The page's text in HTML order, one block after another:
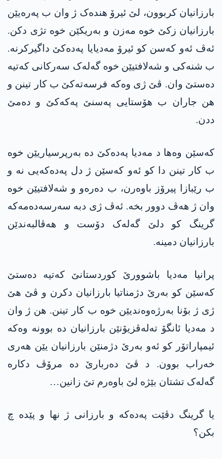
بارزانیان کربوون، لێ ئیرۆ ھندەک ژ وان ب پەرەیێن
بارزانیان زکێ خوە مەزن و بەریکێن خوە تژی دکن.
ئەڤ ئەو کەسن کو ئیرۆ مەدیایا پەدەکێ داگیرکرنە.
ب شنەکی و شەلافتیێن خوە گەلەک سەرکانی کەتیە
دەستێ وان. ڤێ ژی وەکە فرسەتەکێ ب کار تینن و
ھن جاران ب ھۆستایی پەسنێ پەکەکێ و دەمێ
ددن.
کەسێن وەھا د مەدیا پەدەکێ دە بەرپرسیاریێن خوە
ب کار تینن دا کو ئەو کەسێن ژ دل پەدەکەیی نە و
ب رێبازا پیرۆز باوەرن، ب دەرەو و شەلافتیێن خوە
وان ژ ھەڤ دوور بخە. ئەڤ ژی دبە سەرسەدەمەکە
گرینگ کو دلێ گەلەک دۆست و ھەڤالبەندێن
بارزانیان دمینە.
پرانیا مەدیا باشوورێ کوردستانێ کەتیە دەستێ
کەسێن کو بەرێ دژمناتیا بارزانیان دکرن و ڤێ ھێ
ژی ژ بۆنا بەرژەوەندیێن خوە ب کار تینن. ھن ژ وان
د مەدیا ئانگۆ تەلەڤزیۆنێن بارزانیان دە بوونە وەکە
ئیمپاراتۆر کو ئەو بەرێ دژمنێن بارزانیان یێن ھەری
خەراب بوون. د ڤێ دەربارێ دە مرۆڤ دکارە
گەلەک تشتان بێژە لێ باوەرم تێ زانین…
یا گرینگ دڤێت پەدەکە و بارزانی ژ نھا و پێدە چ
بکن؟